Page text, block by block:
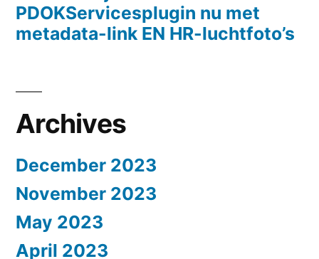
PDOKServicesplugin nu met
metadata-link EN HR-luchtfoto’s
Archives
December 2023
November 2023
May 2023
April 2023